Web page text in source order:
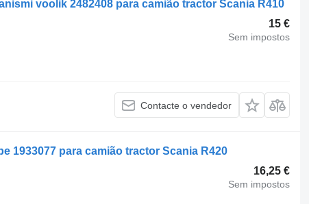
voolik 2482408 para camião tractor Scania R410
15 €
Sem impostos
Contacte o vendedor
1933077 para camião tractor Scania R420
16,25 €
Sem impostos